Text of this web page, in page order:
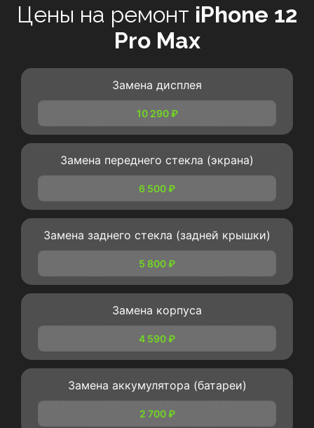
Цены на ремонт iPhone 12
Pro Max
Замена дисплея
10 290 ₽
Замена переднего стекла (экрана)
6 500 ₽
Замена заднего стекла (задней крышки)
5 800 ₽
Замена корпуса
4 590 ₽
Замена аккумулятора (батареи)
2 700 ₽